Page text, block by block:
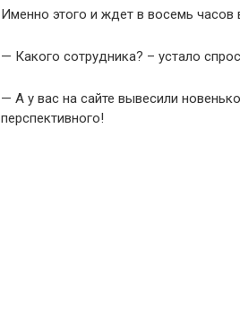
Именно этого и ждет в восемь
— Какого сотрудника? – устало
— А у вас на сайте вывесили
перспективного!